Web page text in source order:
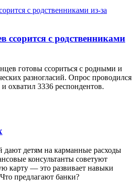
ссорится с родственниками
готовы ссориться с родными и
разногласий. Опрос проводился
охватил 3336 респондентов.
дают детям на карманные расходы
консультанты советуют
карту — это развивает навыки
предлагают банки?